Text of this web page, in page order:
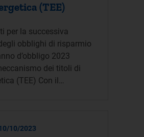
(TEE)
per la successiva
obblighi di risparmio
d’obbligo 2023
dei titoli di
(TEE) Con il…
10/2023